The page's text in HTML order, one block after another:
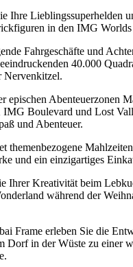
Ihre Lieblingssuperhelden
in den IMG
Fahrgeschäfte und
40.000
Nervenkitzel.
epischen Abenteuerzonen
Boulevard und Lost
und Abenteuer.
themenbezogene
und ein einzigartiges
Ihrer Kreativität beim
während der
Frame erleben Sie die
Dorf in der Wüste zu einer